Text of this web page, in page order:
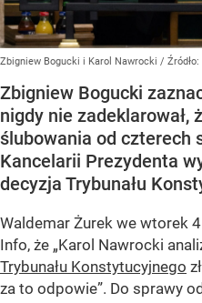
Zbigniew Bogucki i Karol Nawrocki / Źródło:
Zbigniew Bogucki
nigdy nie zadeklarował,
ślubowania od czterech
Kancelarii Prezydenta
decyzja Trybunału
Waldemar Żurek we wtorek
Info, że „Karol Nawrocki
Trybunału Konstytucyjnego
za to odpowie”. Do sprawy